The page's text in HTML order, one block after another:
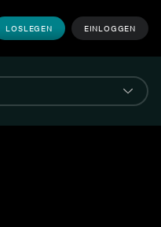
LOSLEGEN EINLOGGEN